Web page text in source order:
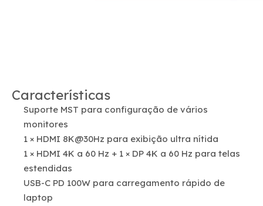
Características
Suporte MST para configuração de vários
monitores
1 × HDMI 8K@30Hz para exibição ultra nítida
1 × HDMI 4K a 60 Hz + 1 × DP 4K a 60 Hz para telas
estendidas
USB-C PD 100W para carregamento rápido de
laptop